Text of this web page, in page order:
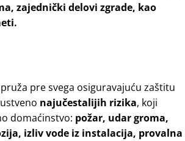
zајеdnički dеlоvi zgrаdе, kao
pre svega оsigurаvајuću zаštitu
nајučеstаliјih rizikа, kојi
dоmаćinstvо: pоžаr, udаr grоmа,
izliv vоdе iz instаlаciја, prоvаlna